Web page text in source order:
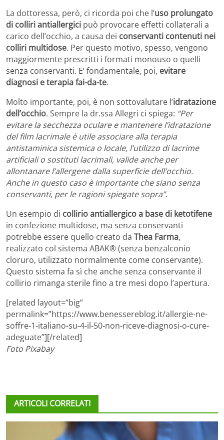
La dottoressa, però, ci ricorda poi che l’uso prolungato
di colliri antiallergici può provocare effetti collaterali a
carico dell’occhio, a causa dei conservanti contenuti nei
colliri multidose. Per questo motivo, spesso, vengono
maggiormente prescritti i formati monouso o quelli
senza conservanti. E’ fondamentale, poi, evitare
diagnosi e terapia fai-da-te.
Molto importante, poi, è non sottovalutare l’idratazione
dell’occhio. Sempre la dr.ssa Allegri ci spiega: “Per
evitare la secchezza oculare e mantenere l’idratazione
del film lacrimale è utile associare alla terapia
antistaminica sistemica o locale, l’utilizzo di lacrime
artificiali o sostituti lacrimali, valide anche per
allontanare l’allergene dalla superficie dell’occhio.
Anche in questo caso è importante che siano senza
conservanti, per le ragioni spiegate sopra”.
Un esempio di collirio antiallergico a base di ketotifene
in confezione multidose, ma senza conservanti
potrebbe essere quello creato da Thea Farma,
realizzato col sistema ABAK® (senza benzalconio
cloruro, utilizzato normalmente come conservante).
Questo sistema fa sì che anche senza conservante il
collirio rimanga sterile fino a tre mesi dopo l’apertura.
[related layout=”big”
permalink=”https://www.benessereblog.it/allergie-ne-
soffre-1-italiano-su-4-il-50-non-riceve-diagnosi-o-cure-
adeguate”][/related]
Foto Pixabay
ARTICOLI CORRELATI